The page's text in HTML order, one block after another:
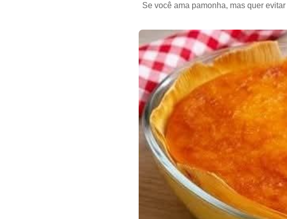
Se você ama pamonha, mas quer